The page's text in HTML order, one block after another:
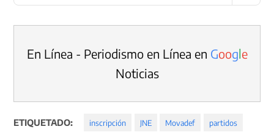
En Línea - Periodismo en Línea en Google
Noticias
ETIQUETADO: inscripción JNE Movadef partidos